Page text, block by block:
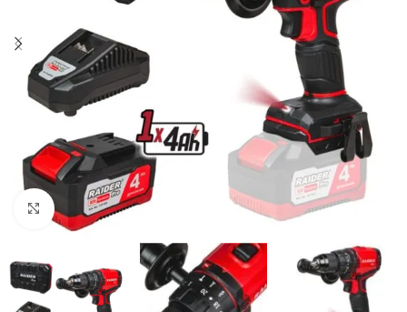
Click to enlarge